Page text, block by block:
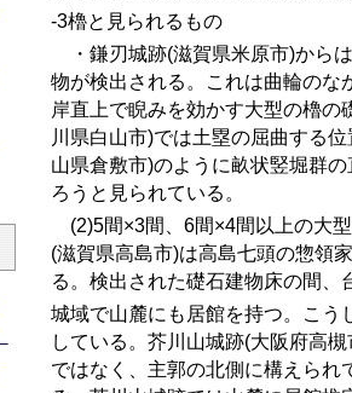
-3櫓と見られるもの
・鎌刃城跡(滋賀県米原市)から
物が検出される。これは曲輪のな
岸直上で睨みを効かす大型の櫓
川県白山市)では土塁の屈曲する
山県倉敷市)のように畝状竪堀群
ろうと見られている。
(2)5間×3間、 6間×4間以上の大
(滋賀県高島市)は高島七頭の惣領
る。検出された礎石建物床の間
城域で山麓にも居館を持つ。こう
している。芥川山城跡(大阪府高
ではなく、主郭の北側に構えられ